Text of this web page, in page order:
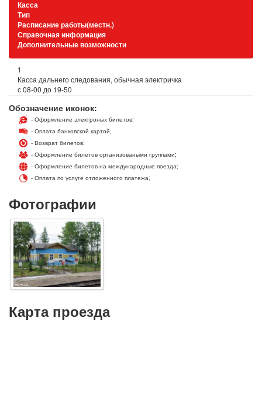
Касса
Тип
Расписание работы(местн.)
Справочная информация
Дополнительные возможности
1
Касса дальнего следования, обычная электричка
с 08-00 до 19-50
Обозначение иконок:
- Оформление электроных билетов;
- Оплата банковской картой;
- Возврат билетов;
- Оформление билетов организоваными группами;
- Оформление билетов на международные поезда;
- Оплата по услуге отложенного платежа;
Фотографии
Карта проезда